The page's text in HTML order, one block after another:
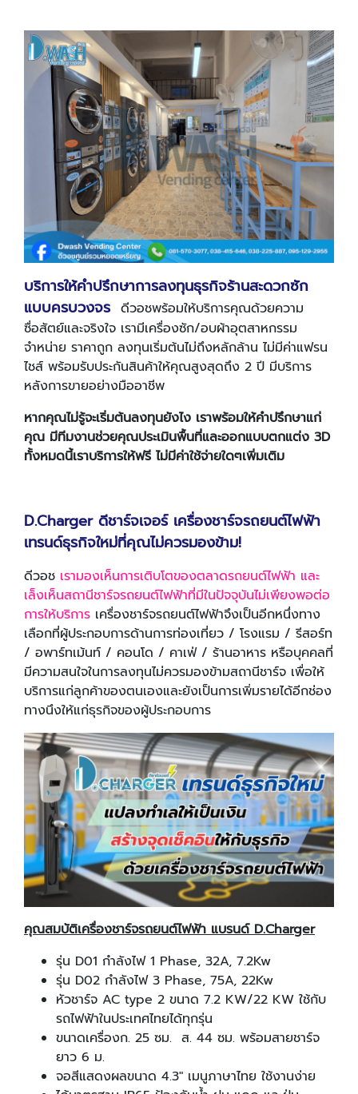
บริการให้คำปรึกษาการลงทุนธุรกิจร้านสะดวกซัก
แบบครบวงจร ดีวอชพร้อมให้บริการคุณด้วยความ
ซื่อสัตย์และจริงใจ เรามีเครื่องซัก/อบผ้าอุตสาหกรรม
จำหน่าย ราคาถูก ลงทุนเริ่มต้นไม่ถึงหลักล้าน ไม่มีค่าแฟรน
ไชส์ พร้อมรับประกันสินค้าให้คุณสูงสุดถึง 2 ปี มีบริการ
หลังการขายอย่างมืออาชีพ
หากคุณไม่รู้จะเริ่มต้นลงทุนยังไง เราพร้อมให้คำปรึกษาแก่
คุณ มีทีมงานช่วยคุณประเมินพื้นที่และออกแบบตกแต่ง 3D
ทั้งหมดนี้เราบริการให้ฟรี ไม่มีค่าใช้จ่ายใดๆเพิ่มเติม
D.Charger ดีชาร์จเจอร์ เครื่องชาร์จรถยนต์ไฟฟ้า
เทรนด์ธุรกิจใหม่ที่คุณไม่ควรมองข้าม!
ดีวอช เรามองเห็นการเติบโตของตลาดรถยนต์ไฟฟ้า และ
เล็งเห็นสถานีชาร์จรถยนต์ไฟฟ้าที่มีในปัจจุบันไม่เพียงพอต่อ
การให้บริการ เครื่องชาร์จรถยนต์ไฟฟ้าจึงเป็นอีกหนึ่งทาง
เลือกที่ผู้ประกอบการด้านการท่องเที่ยว / โรงแรม / รีสอร์ท
/ อพาร์ทเม้นท์ / คอนโด / คาเฟ่ / ร้านอาหาร หรือบุคคลที่
มีความสนใจในการลงทุนไม่ควรมองข้ามสถานีชาร์จ เพื่อให้
บริการแก่ลูกค้าของตนเองและยังเป็นการเพิ่มรายได้อีกช่อง
ทางนึงให้แก่ธุรกิจของผู้ประกอบการ
คุณสมบัติเครื่องชาร์จรถยนต์ไฟฟ้า แบรนด์ D.Charger
รุ่น D01 กำลังไฟ 1 Phase, 32A, 7.2Kw
รุ่น D02 กำลังไฟ 3 Phase, 75A, 22Kw
หัวชาร์จ AC type 2 ขนาด 7.2 KW/22 KW ใช้กับ
รถไฟฟ้าในประเทศไทยได้ทุกรุ่น
ขนาดเครื่องก. 25 ซม. ส. 44 ซม. พร้อมสายชาร์จ
ยาว 6 ม.
จอสีแสดงผลขนาด 4.3" เมนูภาษาไทย ใช้งานง่าย